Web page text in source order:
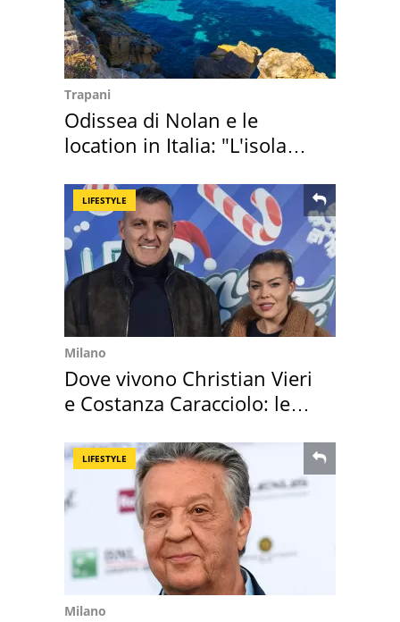
Trapani
Odissea di Nolan e le
location in Italia: "L'isola
LIFESTYLE
Milano
Dove vivono Christian Vieri
e Costanza Caracciolo: le
LIFESTYLE
Milano